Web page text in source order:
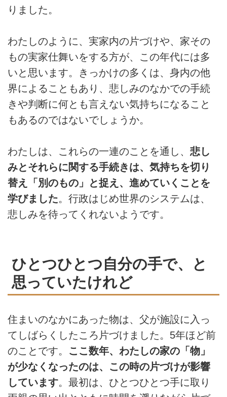
りました。
わたしのように、実家内の片づけや、家その
もの実家仕舞いをする方が、この年代には多
いと思います。きっかけの多くは、身内の他
界によることもあり、悲しみのなかでの手続
きや判断に何とも言えない気持ちになること
もあるのではないでしょうか。
わたしは、これらの一連のことを通し、 悲し
みとそれらに関する手続きは、気持ちを切り
替え「別のもの」と捉え、進めていくことを
学びました。行政はじめ世界のシステムは、
悲しみを待ってくれないようです。
ひとつひとつ自分の手で、と
思っていたけれど
住まいのなかにあった物は、父が施設に入っ
てしばらくしたころ片づけました。5年ほど前
のことです。 ここ数年、わたしの家の「物」
が少なくなったのは、この時の片づけが影響
しています。最初は、ひとつひとつ手に取り